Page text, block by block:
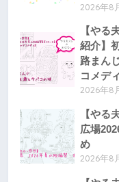
2026年8
【やる
紹介】
路まん
コメディ
2026年8
【やる
広場
め
2026年8